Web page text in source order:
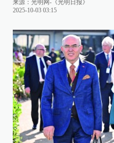
来源： 光明网-《光明日报》
2025-10-03 03:15